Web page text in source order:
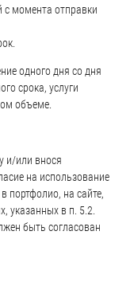
с момента отправки
одного дня со дня
срока, услуги
объеме.
и/или внося
на использование
портфолио, на сайте,
указанных в п. 5.2.
быть согласован